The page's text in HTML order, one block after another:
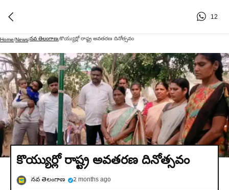
12
Home/News/నవ తెలంగాణ/కొయ్యుర్లో రాష్ట్ర అవతరణ దినోత్సవం
కొయ్యుర్లో రాష్ట్ర అవతరణ దినోత్సవం
నవ తెలంగాణ 2 months ago